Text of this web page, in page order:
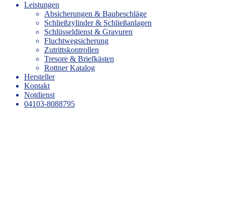
Leistungen
Absicherungen & Baubeschläge
Schließzylinder & Schließanlagen
Schlüsseldienst & Gravuren
Fluchtwegsicherung
Zutrittskontrollen
Tresore & Briefkästen
Rottner Katalog
Hersteller
Kontakt
Notdienst
04103-8088795